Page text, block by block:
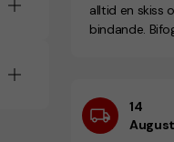
alltid en skiss
bindande.
14